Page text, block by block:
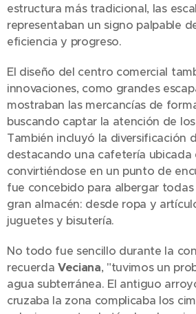
estructura más tradicional, las
representaban un signo palpable
eficiencia y progreso.
El diseño del centro comercial
innovaciones, como grandes
mostraban las mercancías de
buscando captar la atención de
También incluyó la diversificación
destacando una cafetería ubicada
convirtiéndose en un punto de
fue concebido para albergar todas
gran almacén: desde ropa y
juguetes y bisutería.
No todo fue sencillo durante la
recuerdaVeciana, "tuvimos un
agua subterránea. El antiguo
cruzaba la zona complicaba los